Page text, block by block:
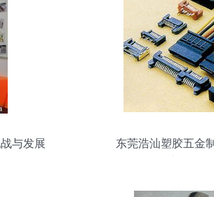
与发展
东莞浩汕塑胶五金